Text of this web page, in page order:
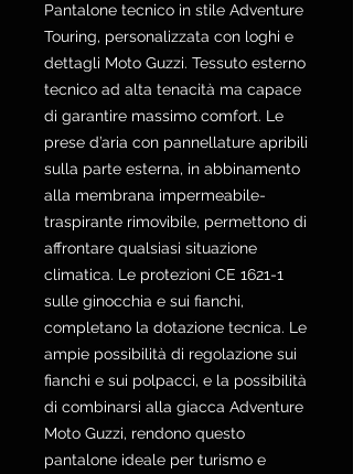
Pantalone tecnico in stile Adventure
Touring, personalizzata con loghi e
dettagli Moto Guzzi. Tessuto esterno
tecnico ad alta tenacità ma capace
di garantire massimo comfort. Le
prese d’aria con pannellature apribili
sulla parte esterna, in abbinamento
alla membrana impermeabile-
traspirante rimovibile, permettono di
affrontare qualsiasi situazione
climatica. Le protezioni CE 1621-1
sulle ginocchia e sui fianchi,
completano la dotazione tecnica. Le
ampie possibilità di regolazione sui
fianchi e sui polpacci, e la possibilità
di combinarsi alla giacca Adventure
Moto Guzzi, rendono questo
pantalone ideale per turismo e